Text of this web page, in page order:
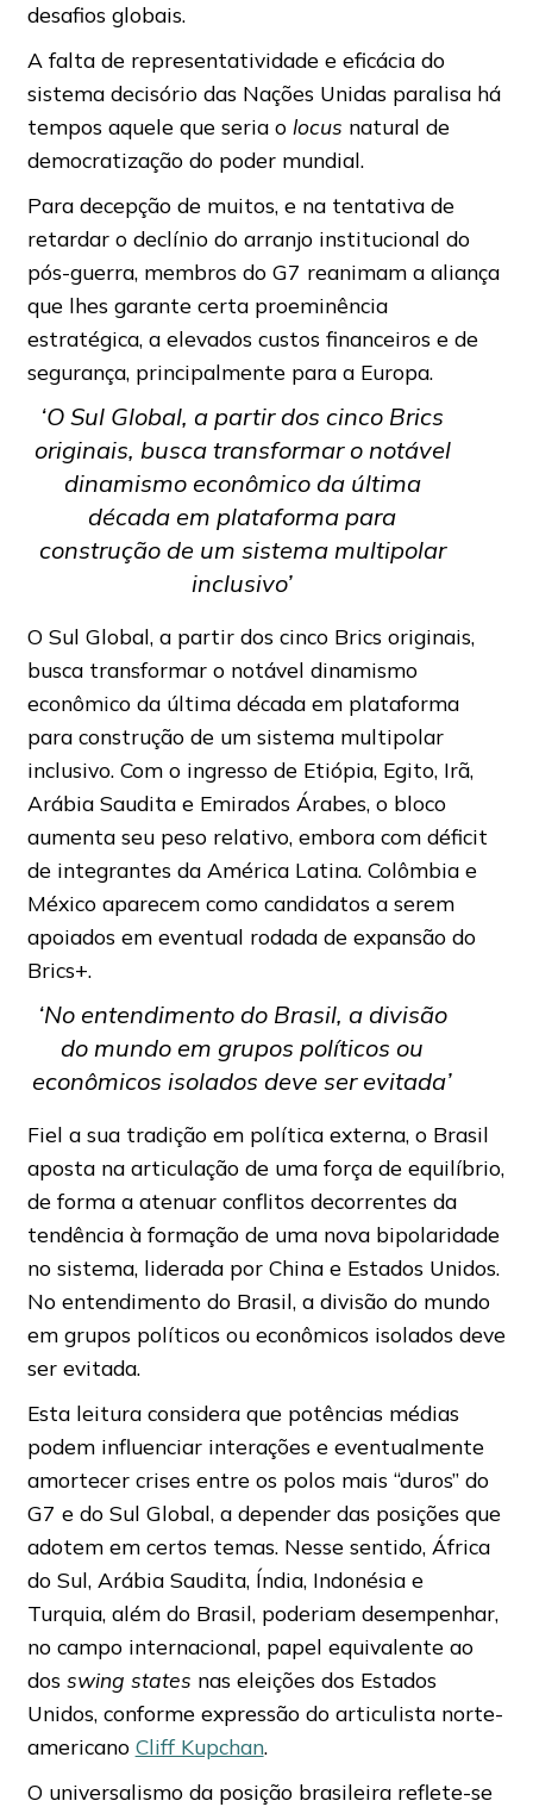
desafios globais.
A falta de representatividade e eficácia do
sistema decisório das Nações Unidas paralisa há
tempos aquele que seria o locus natural de
democratização do poder mundial.
Para decepção de muitos, e na tentativa de
retardar o declínio do arranjo institucional do
pós-guerra, membros do G7 reanimam a aliança
que lhes garante certa proeminência
estratégica, a elevados custos financeiros e de
segurança, principalmente para a Europa.
‘O Sul Global, a partir dos cinco Brics
originais, busca transformar o notável
dinamismo econômico da última
década em plataforma para
construção de um sistema multipolar
inclusivo’
O Sul Global, a partir dos cinco Brics originais,
busca transformar o notável dinamismo
econômico da última década em plataforma
para construção de um sistema multipolar
inclusivo. Com o ingresso de Etiópia, Egito, Irã,
Arábia Saudita e Emirados Árabes, o bloco
aumenta seu peso relativo, embora com déficit
de integrantes da América Latina. Colômbia e
México aparecem como candidatos a serem
apoiados em eventual rodada de expansão do
Brics+.
‘No entendimento do Brasil, a divisão
do mundo em grupos políticos ou
econômicos isolados deve ser evitada’
Fiel a sua tradição em política externa, o Brasil
aposta na articulação de uma força de equilíbrio,
de forma a atenuar conflitos decorrentes da
tendência à formação de uma nova bipolaridade
no sistema, liderada por China e Estados Unidos.
No entendimento do Brasil, a divisão do mundo
em grupos políticos ou econômicos isolados deve
ser evitada.
Esta leitura considera que potências médias
podem influenciar interações e eventualmente
amortecer crises entre os polos mais “duros” do
G7 e do Sul Global, a depender das posições que
adotem em certos temas. Nesse sentido, África
do Sul, Arábia Saudita, Índia, Indonésia e
Turquia, além do Brasil, poderiam desempenhar,
no campo internacional, papel equivalente ao
dos swing states nas eleições dos Estados
Unidos, conforme expressão do articulista norte-
americano Cliff Kupchan.
O universalismo da posição brasileira reflete-se